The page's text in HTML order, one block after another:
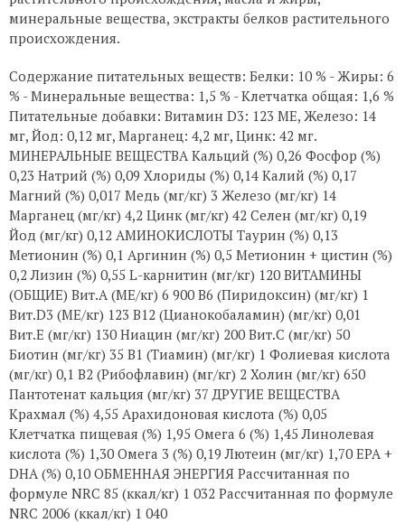
минеральные вещества, экстракты белков растительного
происхождения.
Содержание питательных веществ: Белки: 10 % - Жиры: 6
% - Минеральные вещества: 1,5 % - Клетчатка общая: 1,6 %
Питательные добавки: Витамин D3: 123 ME, Железо: 14
мг, Йод: 0,12 мг, Марганец: 4,2 мг, Цинк: 42 мг.
МИНЕРАЛЬНЫЕ ВЕЩЕСТВА Кальций (%) 0,26 Фосфор (%)
0,23 Натрий (%) 0,09 Хлориды (%) 0,14 Калий (%) 0,17
Магний (%) 0,017 Медь (мг/кг) 3 Железо (мг/кг) 14
Марганец (мг/кг) 4,2 Цинк (мг/кг) 42 Селен (мг/кг) 0,19
Йод (мг/кг) 0,12 АМИНОКИСЛОТЫ Таурин (%) 0,13
Метионин (%) 0,1 Аргинин (%) 0,5 Метионин + цистин (%)
0,2 Лизин (%) 0,55 L-карнитин (мг/кг) 120 ВИТАМИНЫ
(ОБЩИЕ) Вит.А (МЕ/кг) 6 900 B6 (Пиридоксин) (мг/кг) 1
Вит.D3 (МЕ/кг) 123 B12 (Цианокобаламин) (мг/кг) 0,01
Вит.E (мг/кг) 130 Ниацин (мг/кг) 200 Вит.C (мг/кг) 50
Биотин (мг/кг) 35 B1 (Тиамин) (мг/кг) 1 Фолиевая кислота
(мг/кг) 0,1 B2 (Рибофлавин) (мг/кг) 2 Холин (мг/кг) 650
Пантотенат кальция (мг/кг) 37 ДРУГИЕ ВЕЩЕСТВА
Крахмал (%) 4,55 Арахидоновая кислота (%) 0,05
Клетчатка пищевая (%) 1,95 Омега 6 (%) 1,45 Линолевая
кислота (%) 1,30 Омега 3 (%) 0,19 Лютеин (мг/кг) 1,70 EPA +
DHA (%) 0,10 ОБМЕННАЯ ЭНЕРГИЯ Рассчитанная по
формуле NRC 85 (ккал/кг) 1 032 Рассчитанная по формуле
NRC 2006 (ккал/кг) 1 040